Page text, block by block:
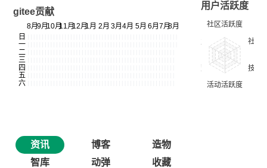
gitee贡献
用户活跃度
资讯 博客
造物
智库
动弹
收藏